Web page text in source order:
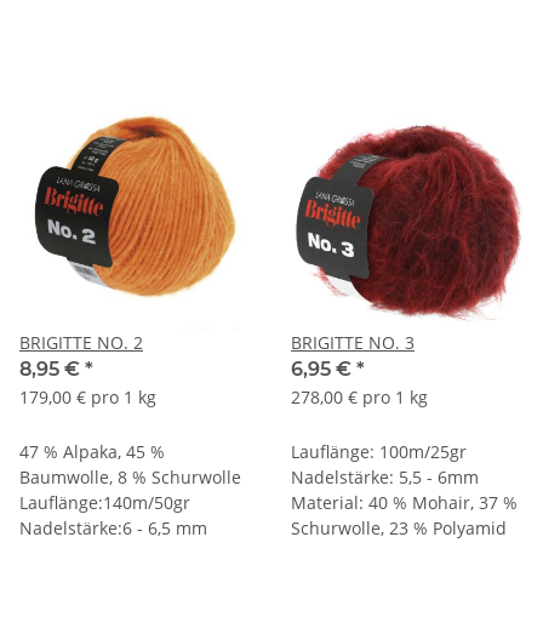
BRIGITTE NO. 2
8,95 € *
179,00 € pro 1 kg
47 % Alpaka, 45 %
Baumwolle, 8 % Schurwolle
Lauflänge:140m/50gr
Nadelstärke:6 - 6,5 mm
BRIGITTE NO. 3
6,95 € *
278,00 € pro 1 kg
Lauflänge: 100m/25gr
Nadelstärke: 5,5 - 6mm
Material: 40 % Mohair, 37 %
Schurwolle, 23 % Polyamid